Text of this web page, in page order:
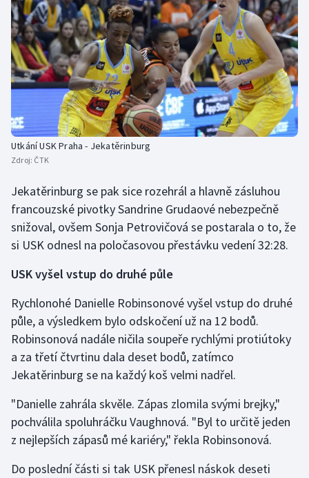
Utkání USK Praha - Jekatěrinburg
Zdroj: ČTK
Jekatěrinburg se pak sice rozehrál a hlavně zásluhou
francouzské pivotky Sandrine Grudaové nebezpečně
snižoval, ovšem Sonja Petrovičová se postarala o to, že
si USK odnesl na poločasovou přestávku vedení 32:28.
USK vyšel vstup do druhé půle
Rychlonohé Danielle Robinsonové vyšel vstup do druhé
půle, a výsledkem bylo odskočení už na 12 bodů.
Robinsonová nadále ničila soupeře rychlými protiútoky
a za třetí čtvrtinu dala deset bodů, zatímco
Jekatěrinburg se na každý koš velmi nadřel.
"Danielle zahrála skvěle. Zápas zlomila svými brejky,"
pochválila spoluhráčku Vaughnová. "Byl to určitě jeden
z nejlepších zápasů mé kariéry," řekla Robinsonová.
Do poslední části si tak USK přenesl náskok deseti